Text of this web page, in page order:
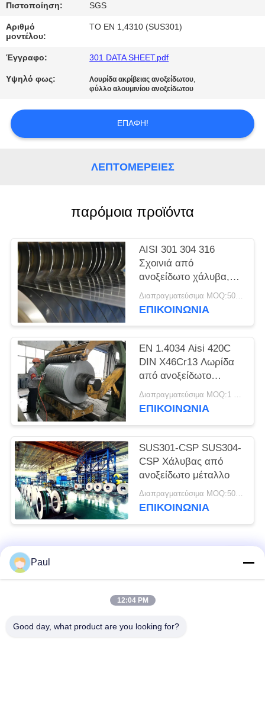
ΜΑΣ
ΕΛΆΤΕ
ΣΕ
ΜΕ
ΈΝΑ
ΑΠΌΣΠΑΣΜΑ
PRIVACY
POLICY
Πιστοποίηση: SGS
Αριθμό
μοντέλου:
ΤΟ EN 1,4310 (SUS301)
Έγγραφο: 301 DATA SHEET.pdf
Υψηλό φως: Λουρίδα ακρίβειας ανοξείδωτου,
φύλλο αλουμινίου ανοξείδωτου
ΕΠΑΦΉ!
ΛΕΠΤΟΜΈΡΕΙΕΣ
παρόμοια προϊόντα
AISI 301 304 316
Σχοινιά από
ανοξείδωτο χάλυβα,
λωρίδες ακριβείας,
φύλλα, πλάκες
Διαπραγματεύσιμα MOQ:500 κλ
ΕΠΙΚΟΙΝΩΝΊΑ
EN 1.4034 Aisi 420C
DIN X46Cr13 Λωρίδα
από ανοξείδωτο
χάλυβα ψυχρής
έλασης σε πηνίο
Διαπραγματεύσιμα MOQ:1 τόνος
ΕΠΙΚΟΙΝΩΝΊΑ
SUS301-CSP SUS304-
CSP Χάλυβας από
ανοξείδωτο μέταλλο
Διαπραγματεύσιμα MOQ:500 κλ
ΕΠΙΚΟΙΝΩΝΊΑ
Λαϊκή κατηγορία
Σκληραίνοντας
Paul
12:04 PM
Good day, what product are you looking for?